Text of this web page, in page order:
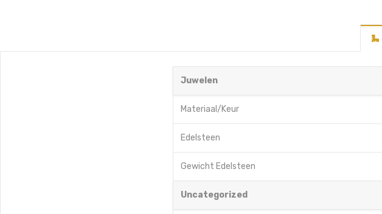
Juwelen
Materiaal/Keur
Edelsteen
Gewicht Edelsteen
Uncategorized